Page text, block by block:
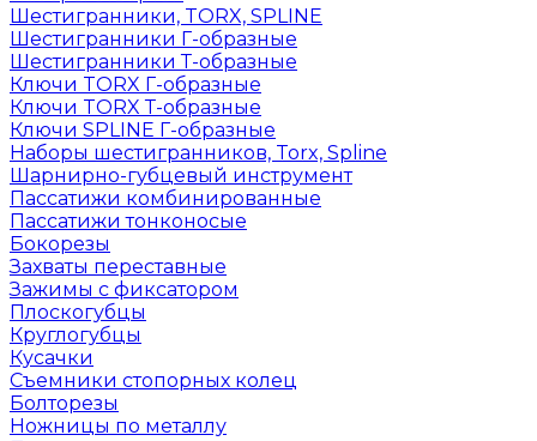
Шестигранники, TORX, SPLINE
Шестигранники Г-образные
Шестигранники Т-образные
Ключи TORX Г-образные
Ключи TORX Т-образные
Ключи SPLINE Г-образные
Наборы шестигранников, Torx, Spline
Шарнирно-губцевый инструмент
Пассатижи комбинированные
Пассатижи тонконосые
Бокорезы
Захваты переставные
Зажимы с фиксатором
Плоскогубцы
Круглогубцы
Кусачки
Съемники стопорных колец
Болторезы
Ножницы по металлу